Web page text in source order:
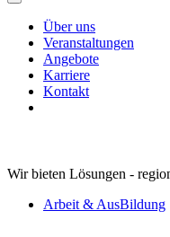
Über uns
Veranstaltungen
Angebote
Karriere
Kontakt
Wir bieten Lösungen -
Arbeit & AusBildung